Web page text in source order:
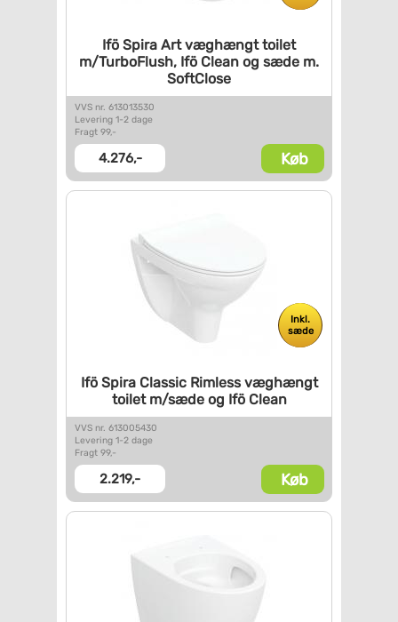
Ifö Spira Art væghængt toilet
m/TurboFlush, Ifö Clean og sæde m.
SoftClose
VVS nr. 613013530
Levering 1-2 dage
Fragt 99,-
4.276,- Køb
Inkl.
sæde
Ifö Spira Classic Rimlessvæghængt
toilet m/sæde og IföClean
VVS nr. 613005430
Levering 1-2 dage
Fragt 99,-
2.219,- Køb